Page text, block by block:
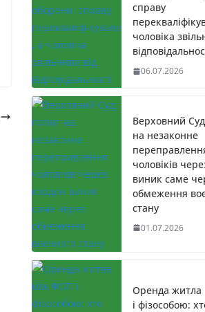
справу
чоловіка
06.07.2026
Верховний
на незаконне
чоловіків
виник саме
обмеження
стану
01.07.2026
Оренда
і фізособою: